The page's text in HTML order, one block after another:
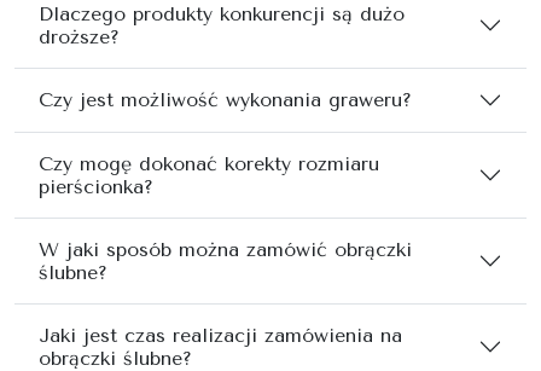
Dlaczego produkty konkurencji są dużo
droższe?
Czy jest możliwość wykonania graweru?
Czy mogę dokonać korekty rozmiaru
pierścionka?
W jaki sposób można zamówić obrączki
ślubne?
Jaki jest czas realizacji zamówienia na
obrączki ślubne?